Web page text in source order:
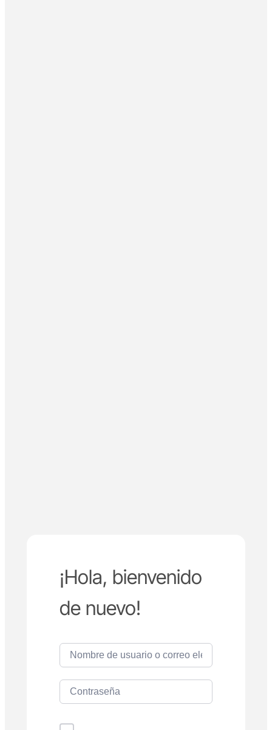
¡Hola, bienvenido
de nuevo!